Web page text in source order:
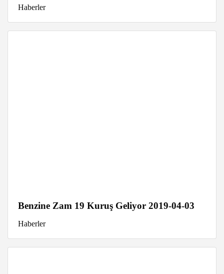
Haberler
Benzine Zam 19 Kuruş Geliyor 2019-04-03
Haberler